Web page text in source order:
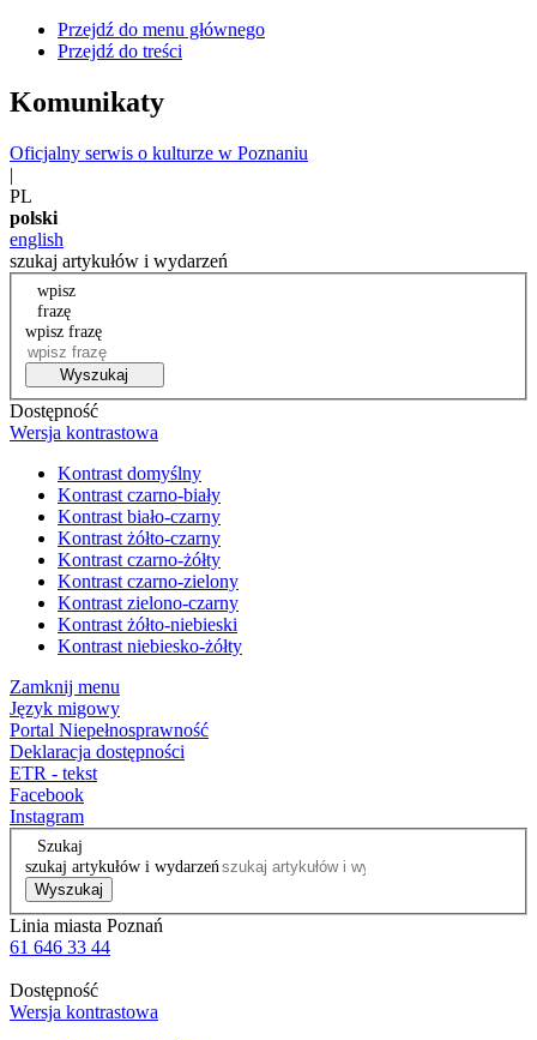
Przejdź do menu głównego
Przejdź do treści
Komunikaty
Oficjalny serwis o kulturze w Poznaniu
|
PL
polski
english
szukaj artykułów i wydarzeń
wpisz
frazę
wpisz frazę
Wyszukaj
Dostępność
Wersja kontrastowa
Kontrast domyślny
Kontrast czarno-biały
Kontrast biało-czarny
Kontrast żółto-czarny
Kontrast czarno-żółty
Kontrast czarno-zielony
Kontrast zielono-czarny
Kontrast żółto-niebieski
Kontrast niebiesko-żółty
Zamknij menu
Język migowy
Portal Niepełnosprawność
Deklaracja dostępności
ETR - tekst
Facebook
Instagram
Szukaj
szukaj artykułów i wydarzeń
Wyszukaj
Linia miasta Poznań
61 646 33 44
Dostępność
Wersja kontrastowa